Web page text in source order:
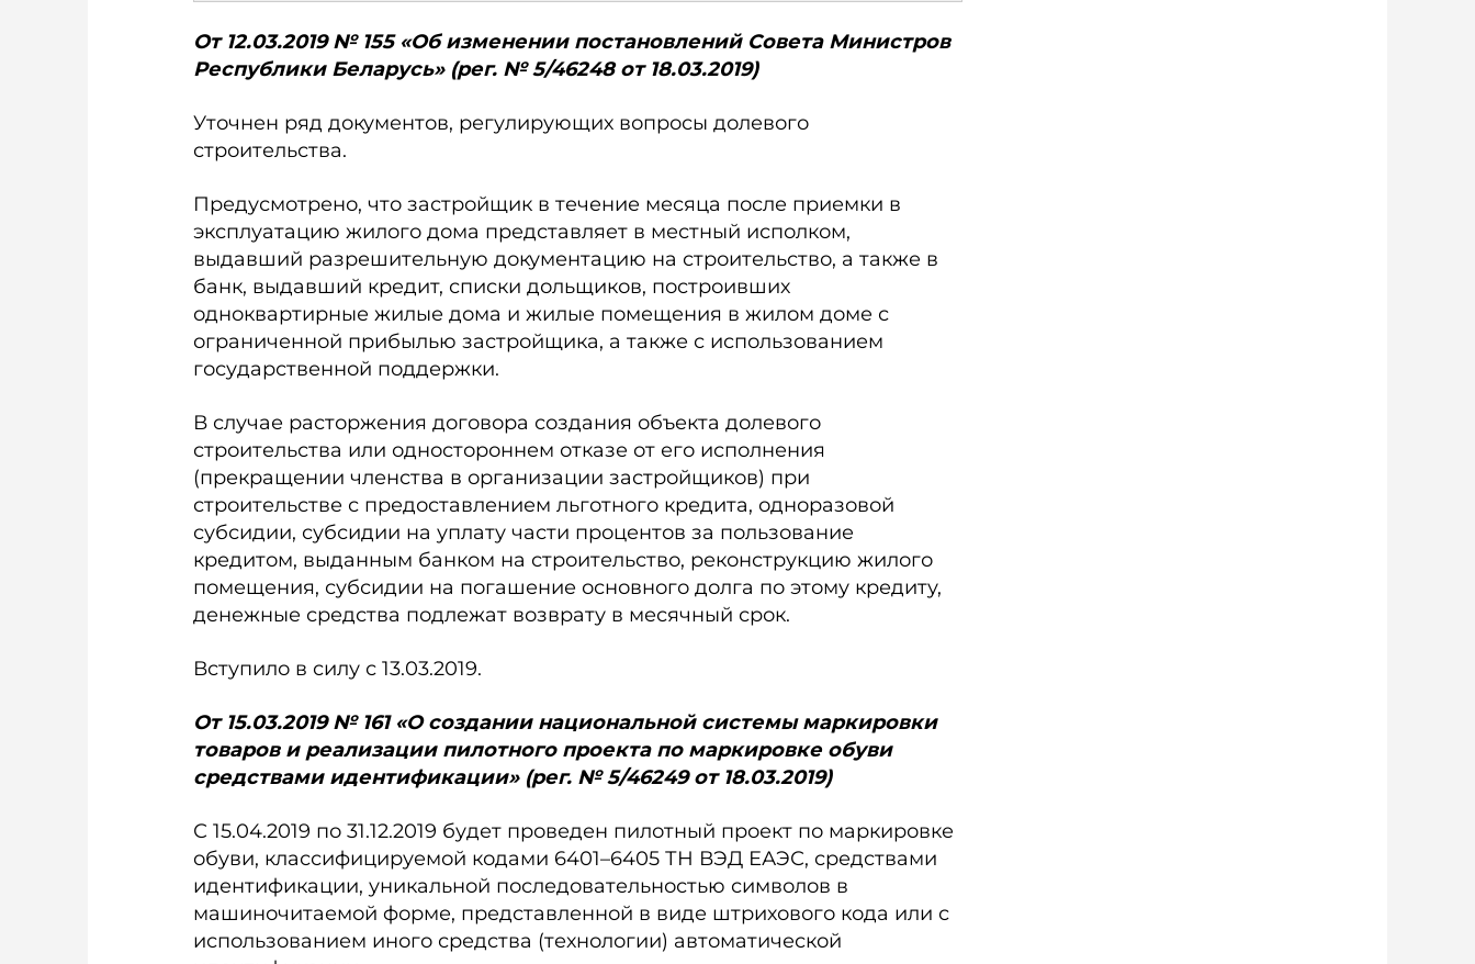
От 12.03.2019 № 155 «Об изменении постановлений Совета Министров
Республики Беларусь» (рег. № 5/46248 от 18.03.2019)
Уточнен ряд документов, регулирующих вопросы долевого
строительства.
Предусмотрено, что застройщик в течение месяца после приемки в
эксплуатацию жилого дома представляет в местный исполком,
выдавший разрешительную документацию на строительство, а также в
банк, выдавший кредит, списки дольщиков, построивших
одноквартирные жилые дома и жилые помещения в жилом доме с
ограниченной прибылью застройщика, а также с использованием
государственной под­держки.
В случае расторжения договора создания объекта долевого
строительства или одностороннем отказе от его исполнения
(прекращении членства в организации застройщиков) при
строительстве с предоставлением льготного кредита, одноразовой
субсидии, субсидии на уплату части процентов за пользование
кредитом, выданным банком на строительство, реконструкцию жилого
помещения, субсидии на погашение основного долга по этому кредиту,
денежные средства подлежат возврату в месячный срок.
Вступило в силу с 13.03.2019.
От 15.03.2019 № 161 «О создании национальной системы маркировки
товаров и реализации пилотного проекта по маркировке обуви
средствами идентификации» (рег. № 5/46249 от 18.03.2019)
С 15.04.2019 по 31.12.2019 будет проведен пилотный проект по маркировке
обуви, классифицируемой кодами 6401–6405 ТН ВЭД ЕАЭС, средствами
идентификации, уникальной последовательностью символов в
машиночитаемой форме, представленной в виде штрихового кода или с
использованием иного средства (технологии) автоматической